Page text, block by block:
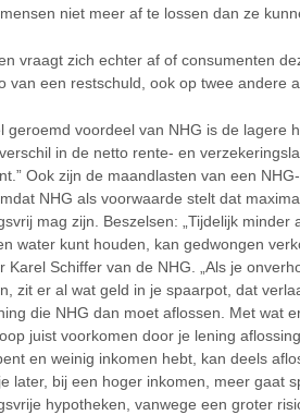
niet meer af te lossen dan ze
vraagt zich echter af of consumenten
van een restschuld, ook op twee andere
geroemd voordeel van NHG is de lagere
in de netto rente- en
Ook zijn de maandlasten van een
NHG als voorwaarde stelt dat
mag zijn. Beszelsen: „Tijdelijk
water kunt houden, kan gedwongen
Karel Schiffer van de NHG. „Als je
zit er al wat geld in je spaarpot, dat
die NHG dan moet aflossen. Met wat
juist voorkomen door je lening
en weinig inkomen hebt, kan deels
later, bij een hoger inkomen, meer gaat
hypotheken, vanwege een groter